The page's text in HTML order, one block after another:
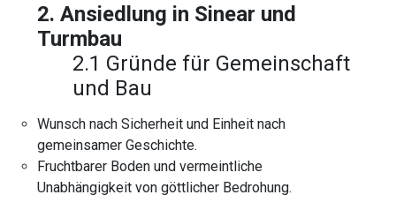
2. Ansiedlung in Sinear und
Turmbau
2.1 Gründe für Gemeinschaft
und Bau
Wunsch nach Sicherheit und Einheit nach
gemeinsamer Geschichte.
Fruchtbarer Boden und vermeintliche
Unabhängigkeit von göttlicher Bedrohung.